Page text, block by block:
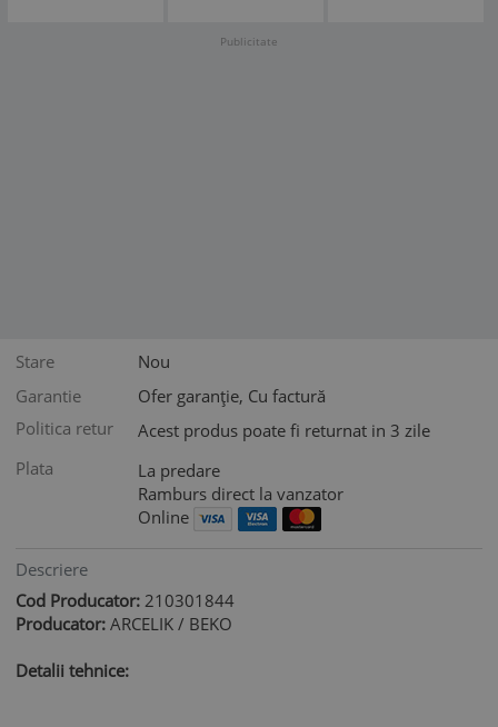
Publicitate
Stare
Nou
Garantie
Ofer garanție, Cu factură
Politica retur
Acest produs poate fi returnat in 3 zile
Plata
La predare
Ramburs direct la vanzator
Online
Descriere
Cod Producator: 210301844
Producator: ARCELIK / BEKO
Detalii tehnice: